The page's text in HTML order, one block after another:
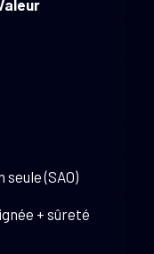
(SAO)
+ sûreté